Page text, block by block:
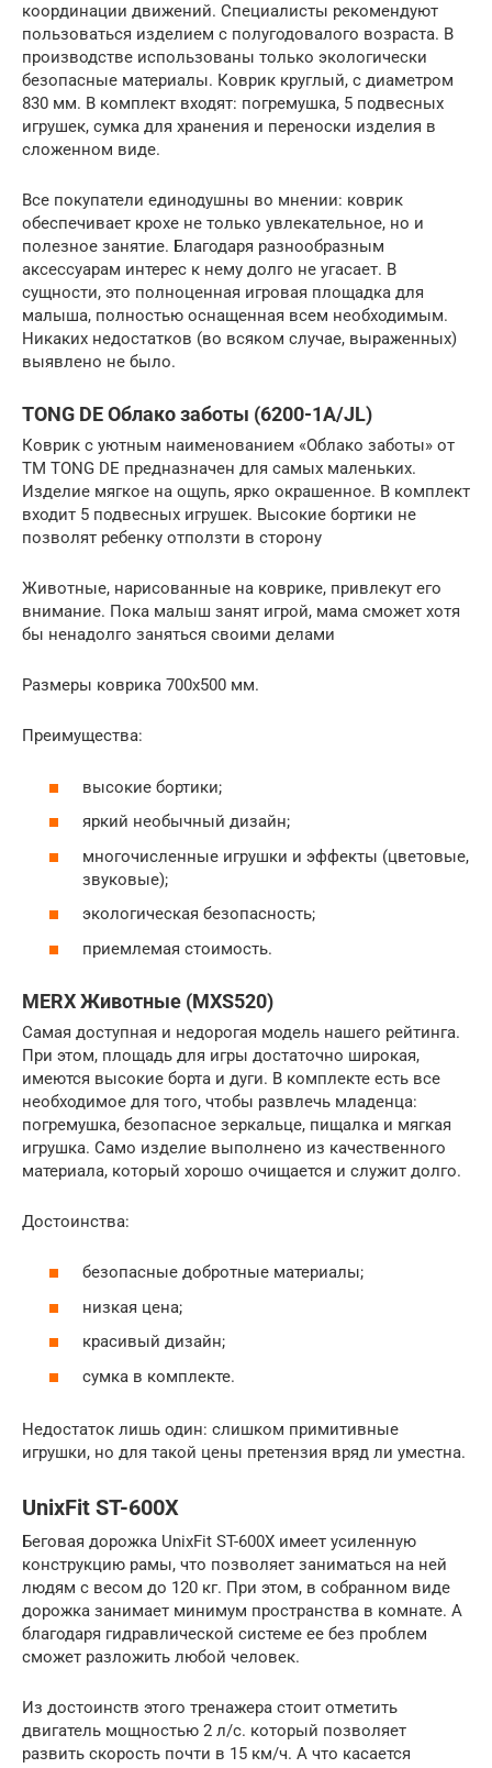
координации движений. Специалисты рекомендуют
пользоваться изделием с полугодовалого возраста. В
производстве использованы только экологически
безопасные материалы. Коврик круглый, с диаметром
830 мм. В комплект входят: погремушка, 5 подвесных
игрушек, сумка для хранения и переноски изделия в
сложенном виде.
Все покупатели единодушны во мнении: коврик
обеспечивает крохе не только увлекательное, но и
полезное занятие. Благодаря разнообразным
аксессуарам интерес к нему долго не угасает. В
сущности, это полноценная игровая площадка для
малыша, полностью оснащенная всем необходимым.
Никаких недостатков (во всяком случае, выраженных)
выявлено не было.
TONG DE Облако заботы (6200-1A/JL)
Коврик с уютным наименованием «Облако заботы» от
ТМ TONG DE предназначен для самых маленьких.
Изделие мягкое на ощупь, ярко окрашенное. В комплект
входит 5 подвесных игрушек. Высокие бортики не
позволят ребенку отползти в сторону
Животные, нарисованные на коврике, привлекут его
внимание. Пока малыш занят игрой, мама сможет хотя
бы ненадолго заняться своими делами
Размеры коврика 700х500 мм.
Преимущества:
высокие бортики;
яркий необычный дизайн;
многочисленные игрушки и эффекты (цветовые,
звуковые);
экологическая безопасность;
приемлемая стоимость.
MERX Животные (MXS520)
Самая доступная и недорогая модель нашего рейтинга.
При этом, площадь для игры достаточно широкая,
имеются высокие борта и дуги. В комплекте есть все
необходимое для того, чтобы развлечь младенца:
погремушка, безопасное зеркальце, пищалка и мягкая
игрушка. Само изделие выполнено из качественного
материала, который хорошо очищается и служит долго.
Достоинства:
безопасные добротные материалы;
низкая цена;
красивый дизайн;
сумка в комплекте.
Недостаток лишь один: слишком примитивные
игрушки, но для такой цены претензия вряд ли уместна.
UnixFit ST-600X
Беговая дорожка UnixFit ST-600X имеет усиленную
конструкцию рамы, что позволяет заниматься на ней
людям с весом до 120 кг. При этом, в собранном виде
дорожка занимает минимум пространства в комнате. А
благодаря гидравлической системе ее без проблем
сможет разложить любой человек.
Из достоинств этого тренажера стоит отметить
двигатель мощностью 2 л/с. который позволяет
развить скорость почти в 15 км/ч. А что касается